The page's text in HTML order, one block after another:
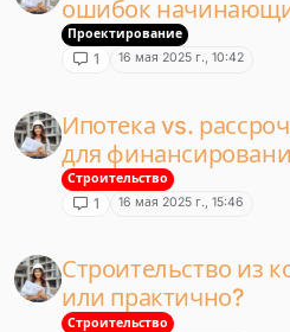
ошибок
Проектирование
1 16 мая 2025 г., 10:42
Ипотека vs.
для
Строительство
1 16 мая 2025 г., 15:46
Строительство из
или практично?
Строительство